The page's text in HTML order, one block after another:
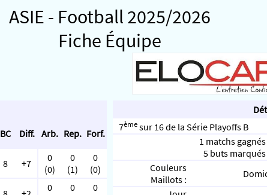
ASIE - Football 2025/2026
Fiche Équipe
BC Diff. Arb. Rep. Forf.
8 +7
0
(0)
0
(1)
0
(0)
0
0
0
7èmesur 16 de la Série Playoffs B
1 matchs gagnés
5 buts marqués
Couleurs
Maillots :